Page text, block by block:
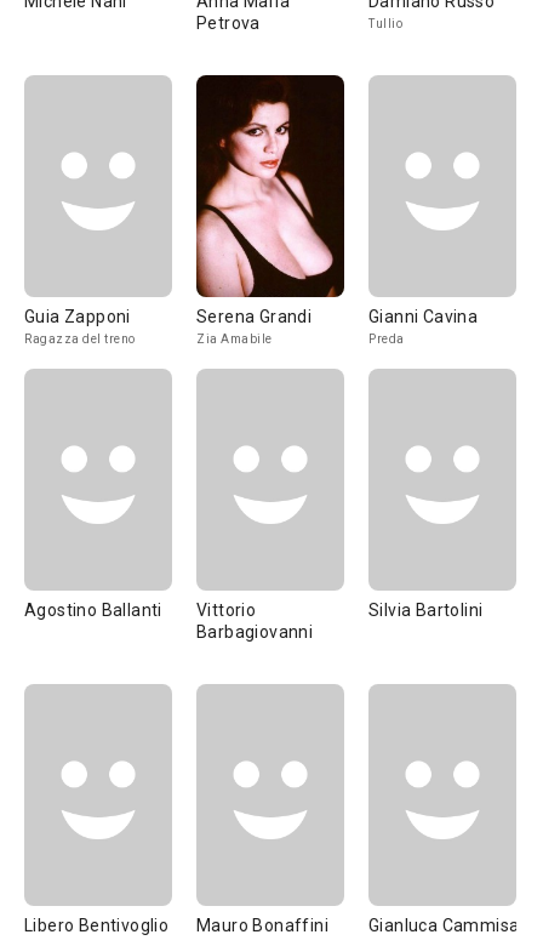
Petrova
Tullio
Guia Zapponi
Ragazza del treno
Serena Grandi
Zia Amabile
Gianni Cavina
Preda
Agostino Ballanti
Vittorio
Barbagiovanni
Silvia Bartolini
Libero Bentivoglio Mauro Bonaffini Gianluca Cammisa